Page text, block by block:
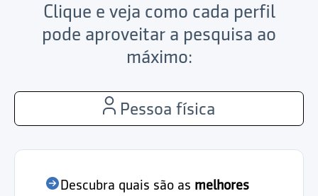
Clique e veja como cada perfil
pode aproveitar a pesquisa ao
máximo:
Pessoa física
Descubra quais são as melhores